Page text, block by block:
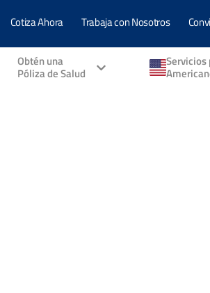
Cotiza Ahora Trabaja con Nosotros
Obtén una
Póliza de Salud
Servicios